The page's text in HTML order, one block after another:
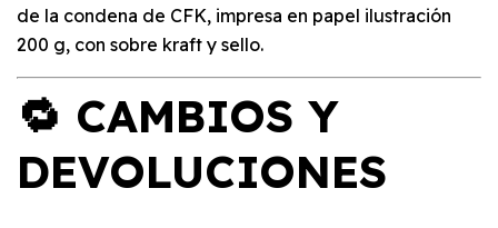
de la condena de CFK, impresa en papel ilustración
200 g, con sobre kraft y sello.
🔁 CAMBIOS Y
DEVOLUCIONES